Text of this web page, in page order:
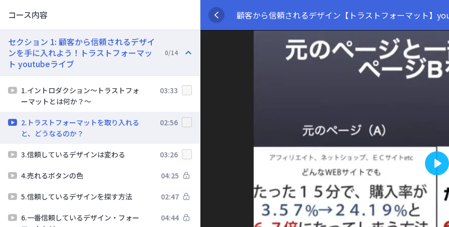
コース内容
セクション 1: 顧客から信頼されるデザイ
ンを手に入れよう！トラストフォーマッ
ト youtubeライブ
0/14
1.イントロダクション～トラストフォ
ーマットとは何か？～
03:33
2.トラストフォーマットを取り入れる
と、どうなるのか？
02:56
3.信頼しているデザインは変わる 03:26
4.売れるボタンの色 04:25
5.信頼しているデザインを探す方法 02:47
6.一番信頼しているデザイン・フォー
04:44
顧客から信頼されるデザイン【トラストフォーマット】
Play